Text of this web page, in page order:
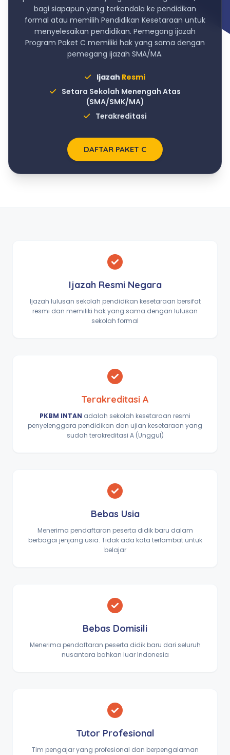
bagi siapapun yang terkendala ke pendidikan
formal atau memilih Pendidikan Kesetaraan untuk
menyelesaikan pendidikan. Pemegang ijazah
Program Paket C memiliki hak yang sama dengan
pemegang ijazah SMA/MA.
Ijazah Resmi
Setara Sekolah Menengah Atas
(SMA/SMK/MA)
Terakreditasi
DAFTAR PAKET C
Ijazah Resmi Negara
Ijazah lulusan sekolah pendidikan kesetaraan bersifat
resmi dan memiliki hak yang sama dengan lulusan
sekolah formal
Terakreditasi A
PKBM INTAN adalah sekolah kesetaraan resmi
penyelenggara pendidikan dan ujian kesetaraan yang
sudah terakreditasi A (Unggul)
Bebas Usia
Menerima pendaftaran peserta didik baru dalam
berbagai jenjang usia. Tidak ada kata terlambat untuk
belajar
Bebas Domisili
Menerima pendaftaran peserta didik baru dari seluruh
nusantara bahkan luar Indonesia
Tutor Profesional
Tim pengajar yang profesional dan berpengalaman